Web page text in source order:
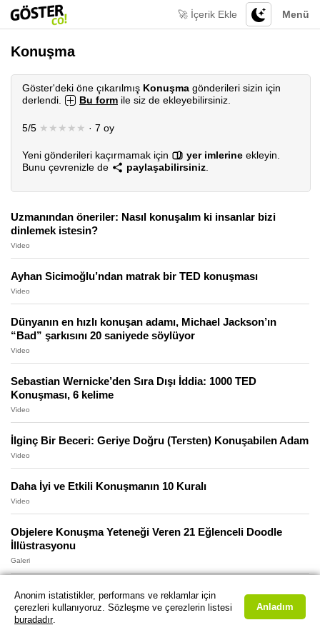
Menü
🚀 İçerik Ekle
Konuşma
Göster'deki öne çıkarılmış Konuşma gönderileri sizin için
derlendi.
Bu form ile siz de ekleyebilirsiniz.
5/5 ★★★★★ · 7 oy
Yeni gönderileri kaçırmamak için yer imlerine ekleyin.
Bunu çevrenizle de
paylaşabilirsiniz
Uzmanından öneriler: Nasıl konuşalım ki insanlar bizi
dinlemek istesin?
Video
Ayhan Sicimoğlu’ndan matrak bir TED konuşması
Video
Dünyanın en hızlı konuşan adamı, Michael Jackson’ın
“Bad” şarkısını 20 saniyede söylüyor
Video
Sebastian Wernicke’den Sıra Dışı İddia: 1000 TED
Konuşması, 6 kelime
Video
İlginç Bir Beceri: Geriye Doğru (Tersten) Konuşabilen Adam
Video
Daha İyi ve Etkili Konuşmanın 10 Kuralı
Video
Objelere Konuşma Yeteneği Veren 21 Eğlenceli Doodle
İllüstrasyonu
Galeri
Anonim istatistikler, performans ve reklamlar için
çerezleri kullanıyoruz. Sözleşme ve çerezlerin listesi
buradadır.
Anladım